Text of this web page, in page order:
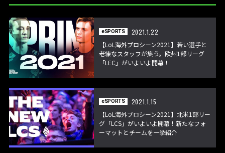
eSPORTS
2021.1.22
【LoL海外プロシーン2021】若い選手と
老練なスタッフが集う。欧州1部リーグ
「LEC」がいよいよ開幕！
eSPORTS
2021.1.15
【LoL海外プロシーン2021】北米1部リー
グ「LCS」がいよいよ開幕！新たなフォ
ーマットとチームを一挙紹介